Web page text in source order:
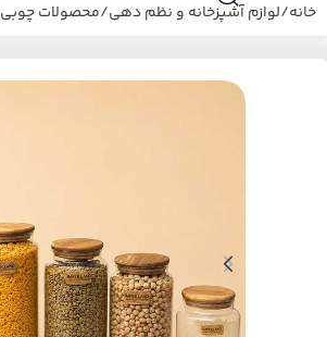
خانه/لوازم آشپزخانه و نظم دهی/محصولات چوبی